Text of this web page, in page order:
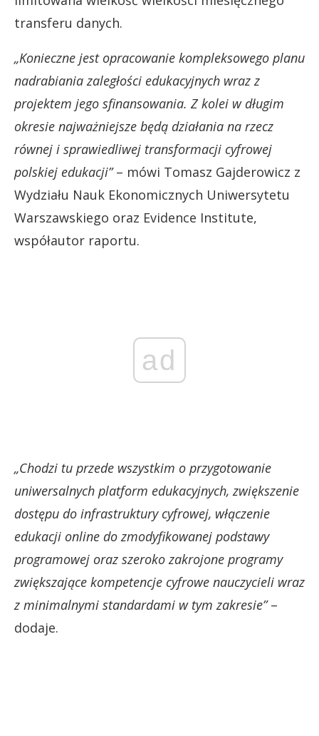
transferu danych.
„Konieczne jest opracowanie kompleksowego planu
nadrabiania zaległości edukacyjnych wraz z
projektem jego sfinansowania. Z kolei w długim
okresie najważniejsze będą działania na rzecz
równej i sprawiedliwej transformacji cyfrowej
polskiej edukacji”– mówi Tomasz Gajderowicz z
Wydziału Nauk Ekonomicznych Uniwersytetu
Warszawskiego oraz Evidence Institute,
współautor raportu.
ad
„Chodzi tu przede wszystkim o przygotowanie
uniwersalnych platform edukacyjnych, zwiększenie
dostępu do infrastruktury cyfrowej, włączenie
edukacji online do zmodyfikowanej podstawy
programowej oraz szeroko zakrojone programy
zwiększające kompetencje cyfrowe nauczycieli wraz
z minimalnymi standardami w tym zakresie”–
dodaje.